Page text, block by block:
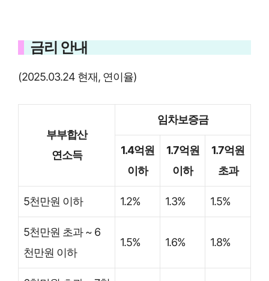
금리 안내
(2025.03.24 현재, 연이율)
부부합산
연소득
임차보증금
1.4억원
이하
1.7억원
이하
1.7억원
초과
5천만원 이하 1.2% 1.3% 1.5%
5천만원 초과 ~ 6
천만원 이하
1.5% 1.6% 1.8%